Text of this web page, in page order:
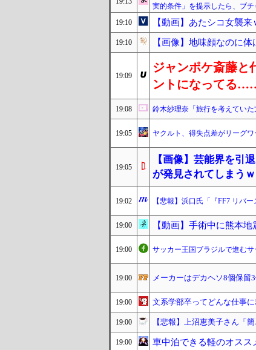
実的条件」を提示したら、ブ
19:10 【動画】あたシコ女襲
19:10 【画像】地味顔なのに
19:09
ジャンポケ斎藤と
ントになってる
19:08 鈴木紗理奈「旅行を考えてい
19:05 ヤクルト、得失点差がリーグ
19:05
【画像】芸能界を引
が発見されてしまう
19:02 【悲報】浜口氏「『FF7 リバ
19:00 【動画】手術中に熊本
19:00 サッカー王国ブラジルで進む
19:00 メーカーはデカヘソ8個保留
19:00 文系学部卒ってどんな仕事
19:00 【悲報】上沼恵美子さん「
19:00 車中泊できる軽のオスス